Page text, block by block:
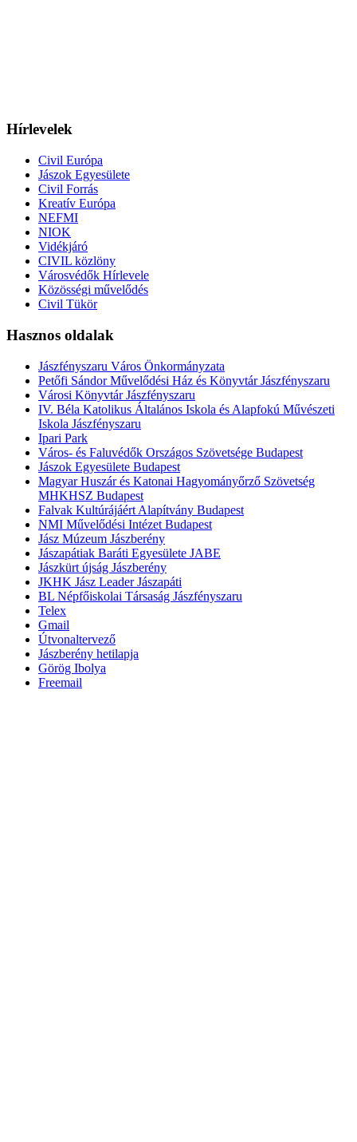
Hírlevelek
Civil Európa
Jászok Egyesülete
Civil Forrás
Kreatív Európa
NEFMI
NIOK
Vidékjáró
CIVIL közlöny
Városvédők Hírlevele
Közösségi művelődés
Civil Tükör
Hasznos oldalak
Jászfényszaru Város Önkormányzata
Petőfi Sándor Művelődési Ház és Könyvtár Jászfényszaru
Városi Könyvtár Jászfényszaru
IV. Béla Katolikus Általános Iskola és Alapfokú Művészeti
Iskola Jászfényszaru
Ipari Park
Város- és Faluvédők Országos Szövetsége Budapest
Jászok Egyesülete Budapest
Magyar Huszár és Katonai Hagyományőrző Szövetség
MHKHSZ Budapest
Falvak Kultúrájáért Alapítvány Budapest
NMI Művelődési Intézet Budapest
Jász Múzeum Jászberény
Jászapátiak Baráti Egyesülete JABE
Jászkürt újság Jászberény
JKHK Jász Leader Jászapáti
BL Népfőiskolai Társaság Jászfényszaru
Telex
Gmail
Útvonaltervező
Jászberény hetilapja
Görög Ibolya
Freemail